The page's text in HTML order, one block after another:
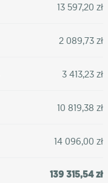
13 597,20 zł
2 089,73 zł
3 413,23 zł
10 819,38 zł
14 096,00 zł
139 315,54 zł